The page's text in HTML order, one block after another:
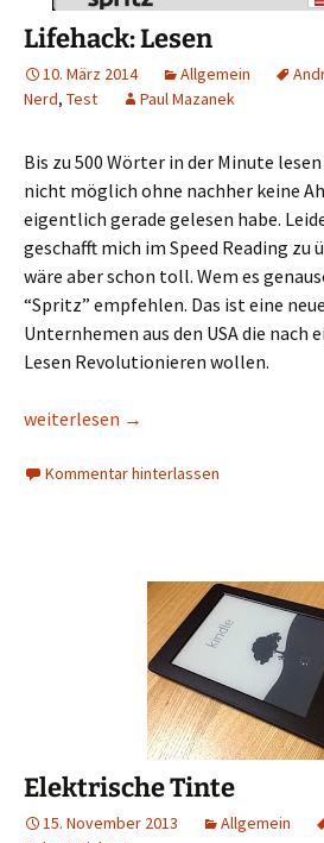
Lifehack: Lesen
10. März 2014 Allgemein
Nerd, Test Paul Mazanek
Bis zu 500 Wörter in der Minute
nicht möglich ohne nachher keine
eigentlich gerade gelesen habe.
geschafft mich im Speed Reading zu
wäre aber schon toll. Wem es
“Spritz” empfehlen. Das ist eine
Unternhemen aus den USA die nach
Lesen Revolutionieren wollen.
Lifehack: Lesen
weiterlesen →
Kommentar hinterlassen
Elektrische Tinte
15. November 2013 Allgemein